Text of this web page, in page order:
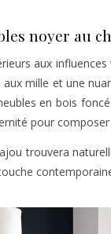
noyer au
aux influences
mille et une
en bois
pour
trouvera